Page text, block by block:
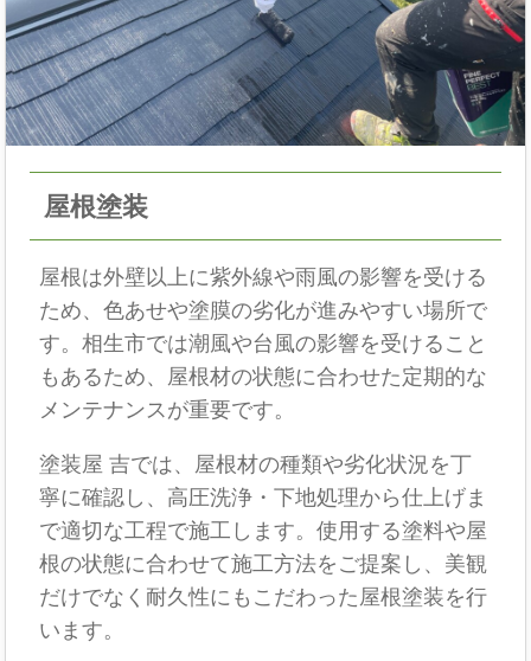
屋根塗装
屋根は外壁以上に紫外線や雨風の影響を受ける
ため、色あせや塗膜の劣化が進みやすい場所で
す。相生市では潮風や台風の影響を受けること
もあるため、屋根材の状態に合わせた定期的な
メンテナンスが重要です。
塗装屋 吉では、屋根材の種類や劣化状況を丁
寧に確認し、高圧洗浄・下地処理から仕上げま
で適切な工程で施工します。使用する塗料や屋
根の状態に合わせて施工方法をご提案し、美観
だけでなく耐久性にもこだわった屋根塗装を行
います。